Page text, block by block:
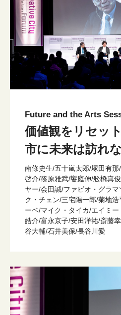
Future and the Arts
価値観をリセッ
市に未来は訪れ
南條史生/五十嵐太郎/塚田有
啓介/篠原雅武/饗庭伸/舩橋真
ヤー/会田誠/ファビオ・グラ
ク・チェン/三宅陽一郎/菊地
ーベ/マイク・タイカ/エイミ
皓介/富永京子/安田洋祐/斎藤
谷大輔/石井美保/長谷川愛